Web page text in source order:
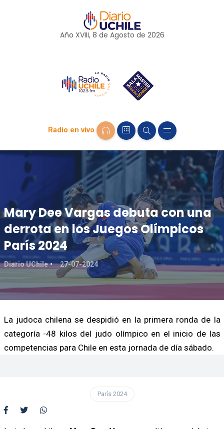
Año XVIII, 8 de Agosto de 2026
Radio en vivo
Mary Dee Vargas debuta con una
derrota en los Juegos Olímpicos
París 2024
Diario UChile 27-07-2024
La judoca chilena se despidió en la primera ronda de la
categoría -48 kilos del judo olímpico en el inicio de las
competencias para Chile en esta jornada de día sábado.
París 2024